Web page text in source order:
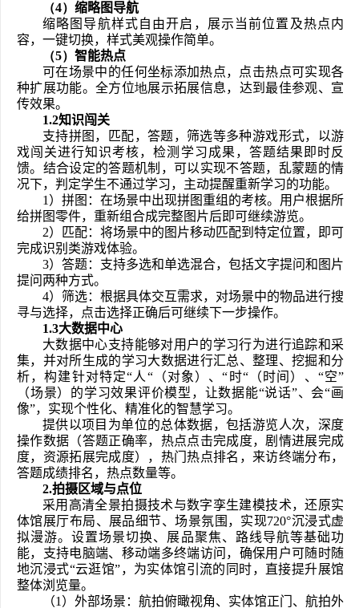
（4） 缩略图导航
缩略图导航样式自由开启，展示当前位置及热点内
容，一键切换，样式美观操作简单。
（5） 智能热点
可在场景中的任何坐标添加热点，点击热点可实现各
种扩展功能。全方位地展示拓展信息，达到最佳参观、宣
传效果。
1.2知识闯关
支持拼图，匹配，答题，筛选等多种游戏形式，以游
戏闯关进行知识考核，检测学习成果，答题结果即时反
馈。结合设定的答题机制，可以实现不答题，乱蒙题的情
况下，判定学生不通过学习，主动提醒重新学习的功能。
1）拼图：在场景中出现拼图重组的考核。用户根据所
给拼图零件，重新组合成完整图片后即可继续游览。
2）匹配：将场景中的图片移动匹配到特定位置，即可
完成识别类游戏体验。
3）答题：支持多选和单选混合，包括文字提问和图片
提问两种方式。
4）筛选：根据具体交互需求，对场景中的物品进行搜
寻与选择，点击选择正确后可继续下一步操作。
1.3大数据中心
大数据中心支持能够对用户的学习行为进行追踪和采
集，并对所生成的学习大数据进行汇总、整理、挖掘和分
析，构建针对特定“人“（对象）、“时“（时间）、“空”
（场景）的学习效果评价模型，让数据能“说话”、会“画
像”，实现个性化、精准化的智慧学习。
提供以项目为单位的总体数据，包括游览人次，深度
操作数据（答题正确率，热点点击完成度，剧情进展完成
度，资源拓展完成度），热门热点排名，来访终端分布，
答题成绩排名，热点数量等。
2.拍摄区域与点位
采用高清全景拍摄技术与数字孪生建模技术，还原实
体馆展厅布局、展品细节、场景氛围，实现720°沉浸式虚
拟漫游。设置场景切换、展品聚焦、路线导航等基础功
能，支持电脑端、移动端多终端访问，确保用户可随时随
地沉浸式“云逛馆”，为实体馆引流的同时，直接提升展馆
整体浏览量。
（1）外部场景：航拍俯瞰视角、实体馆正门、航拍外